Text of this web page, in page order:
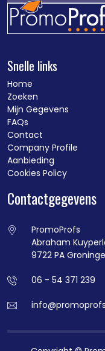
Snelle links
Home
Zoeken
Mijn Gegevens
FAQs
Contact
Company Profile
Aanbieding
Cookies Policy
Contactgegevens
PromoProfs
Abraham
9722 PA
06 - 54 371 239